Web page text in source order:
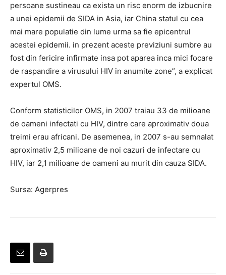
persoane sustineau ca exista un risc enorm de izbucnire
a unei epidemii de SIDA in Asia, iar China statul cu cea
mai mare populatie din lume urma sa fie epicentrul
acestei epidemii. in prezent aceste previziuni sumbre au
fost din fericire infirmate insa pot aparea inca mici focare
de raspandire a virusului HIV in anumite zone”, a explicat
expertul OMS.
Conform statisticilor OMS, in 2007 traiau 33 de milioane
de oameni infectati cu HIV, dintre care aproximativ doua
treimi erau africani. De asemenea, in 2007 s-au semnalat
aproximativ 2,5 milioane de noi cazuri de infectare cu
HIV, iar 2,1 milioane de oameni au murit din cauza SIDA.
Sursa: Agerpres